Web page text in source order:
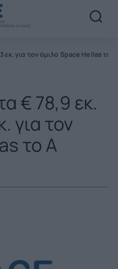
εκ. για τον όμιλο Space Hellas το
€ 78,9 εκ.
για τον
το Α